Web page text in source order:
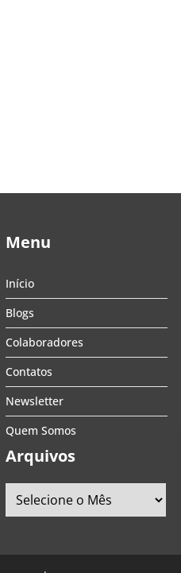
Menu
Início
Blogs
Colaboradores
Contatos
Newsletter
Quem Somos
Arquivos